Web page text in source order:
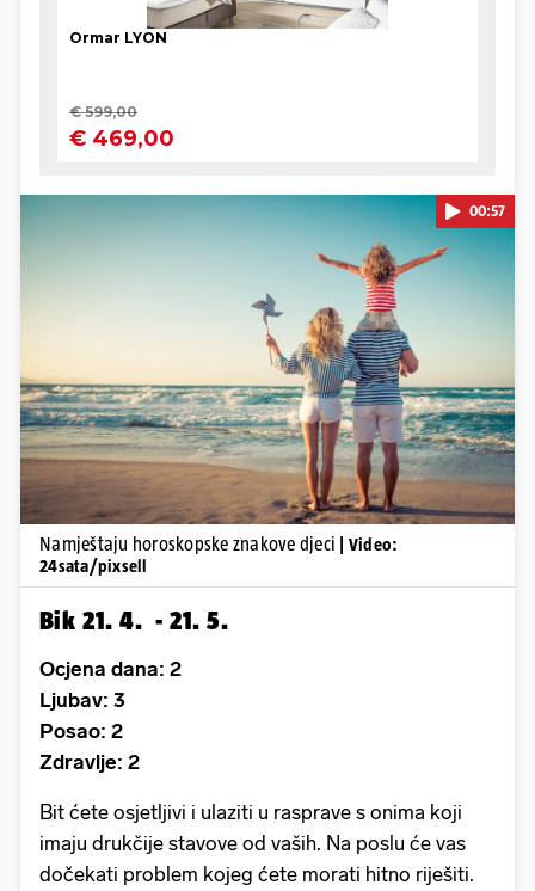
Pokretanje videa...
00:57
Namještaju horoskopske znakove djeci
| Video:
24sata/pixsell
Bik 21. 4. - 21. 5.
Ocjena dana: 2
Ljubav: 3
Posao: 2
Zdravlje: 2
Bit ćete osjetljivi i ulaziti u rasprave s onima koji
imaju drukčije stavove od vaših. Na poslu će vas
dočekati problem kojeg ćete morati hitno riješiti.